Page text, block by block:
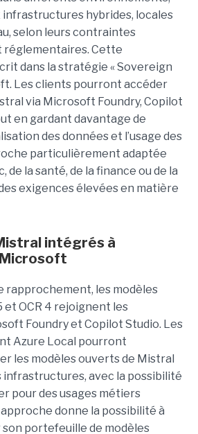
infrastructures hybrides, locales
selon leurs contraintes
Cette
dans la stratégie « Sovereign
Les clients pourront accéder
via Microsoft Foundry, Copilot
en gardant davantage de
des données et l’usage des
particulièrement adaptée
de la santé, de la finance ou de la
exigences élevées en matière
intégrés à
rapprochement, les modèles
et OCR 4 rejoignent les
Foundry et Copilot Studio. Les
Azure Local pourront
les modèles ouverts de Mistral
infrastructures, avec la possibilité
pour des usages métiers
donne la possibilité à
son portefeuille de modèles